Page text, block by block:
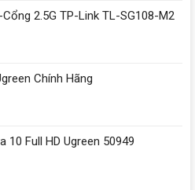
2.5G TP-Link TL-SG108-M2
Chính Hãng
10 Full HD Ugreen 50949